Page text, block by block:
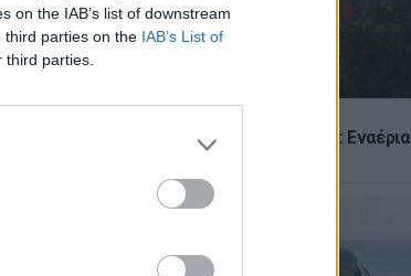
on the IAB’s list of downstream
third parties on the IAB’s List of
parties.
Φωτιά στην Κρήνη Φαρσάλων: Εναέρια
τα